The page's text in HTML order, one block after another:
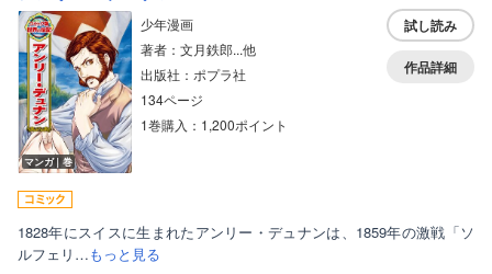
マンガ｜巻
少年漫画
著者：文月鉄郎...他
出版社：ポプラ社
134ページ
1巻購入：1,200ポイント
試し読み
作品詳細
1828年にスイスに生まれたアンリー・デュナンは、1859年の激戦「ソ
ルフェリ…もっと見る